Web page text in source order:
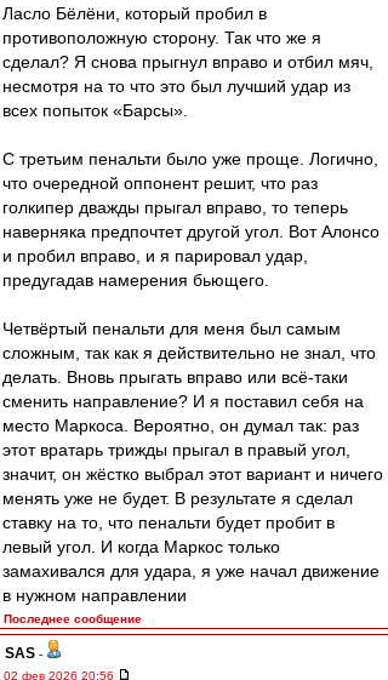
Ласло Бёлёни, который пробил в
противоположную сторону. Так что же я
сделал? Я снова прыгнул вправо и отбил мяч,
несмотря на то что это был лучший удар из
всех попыток «Барсы».
С третьим пенальти было уже проще. Логично,
что очередной оппонент решит, что раз
голкипер дважды прыгал вправо, то теперь
наверняка предпочтет другой угол. Вот Алонсо
и пробил вправо, и я парировал удар,
предугадав намерения бьющего.
Четвёртый пенальти для меня был самым
сложным, так как я действительно не знал, что
делать. Вновь прыгать вправо или всё-таки
сменить направление? И я поставил себя на
место Маркоса. Вероятно, он думал так: раз
этот вратарь трижды прыгал в правый угол,
значит, он жёстко выбрал этот вариант и ничего
менять уже не будет. В результате я сделал
ставку на то, что пенальти будет пробит в
левый угол. И когда Маркос только
замахивался для удара, я уже начал движение
в нужном направлении
Последнее сообщение
SAS -
02 фев 2026 20:56